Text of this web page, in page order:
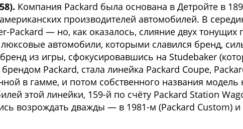
Компания Packard была основана в Детройте в
производителей автомобилей. В
Packard — но, как оказалось, слияние двух тонущих
автомобили, которыми славился бренд,
из игры, сфокусировавшись на Studebaker
Packard, стала линейка Packard Coupe,
в гамме, и потом собственного названия
этой линейки, 159-й по счёту Packard Station
возрождать дважды — в 1981-м (Packard Custom) и